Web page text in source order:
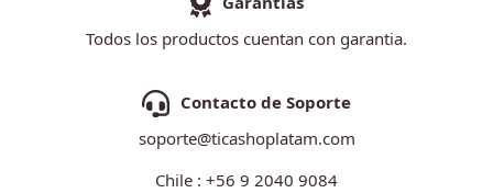
Todos los productos cuentan con garantia.
Contacto de Soporte
soporte@ticashoplatam.com
Chile : +56 9 2040 9084